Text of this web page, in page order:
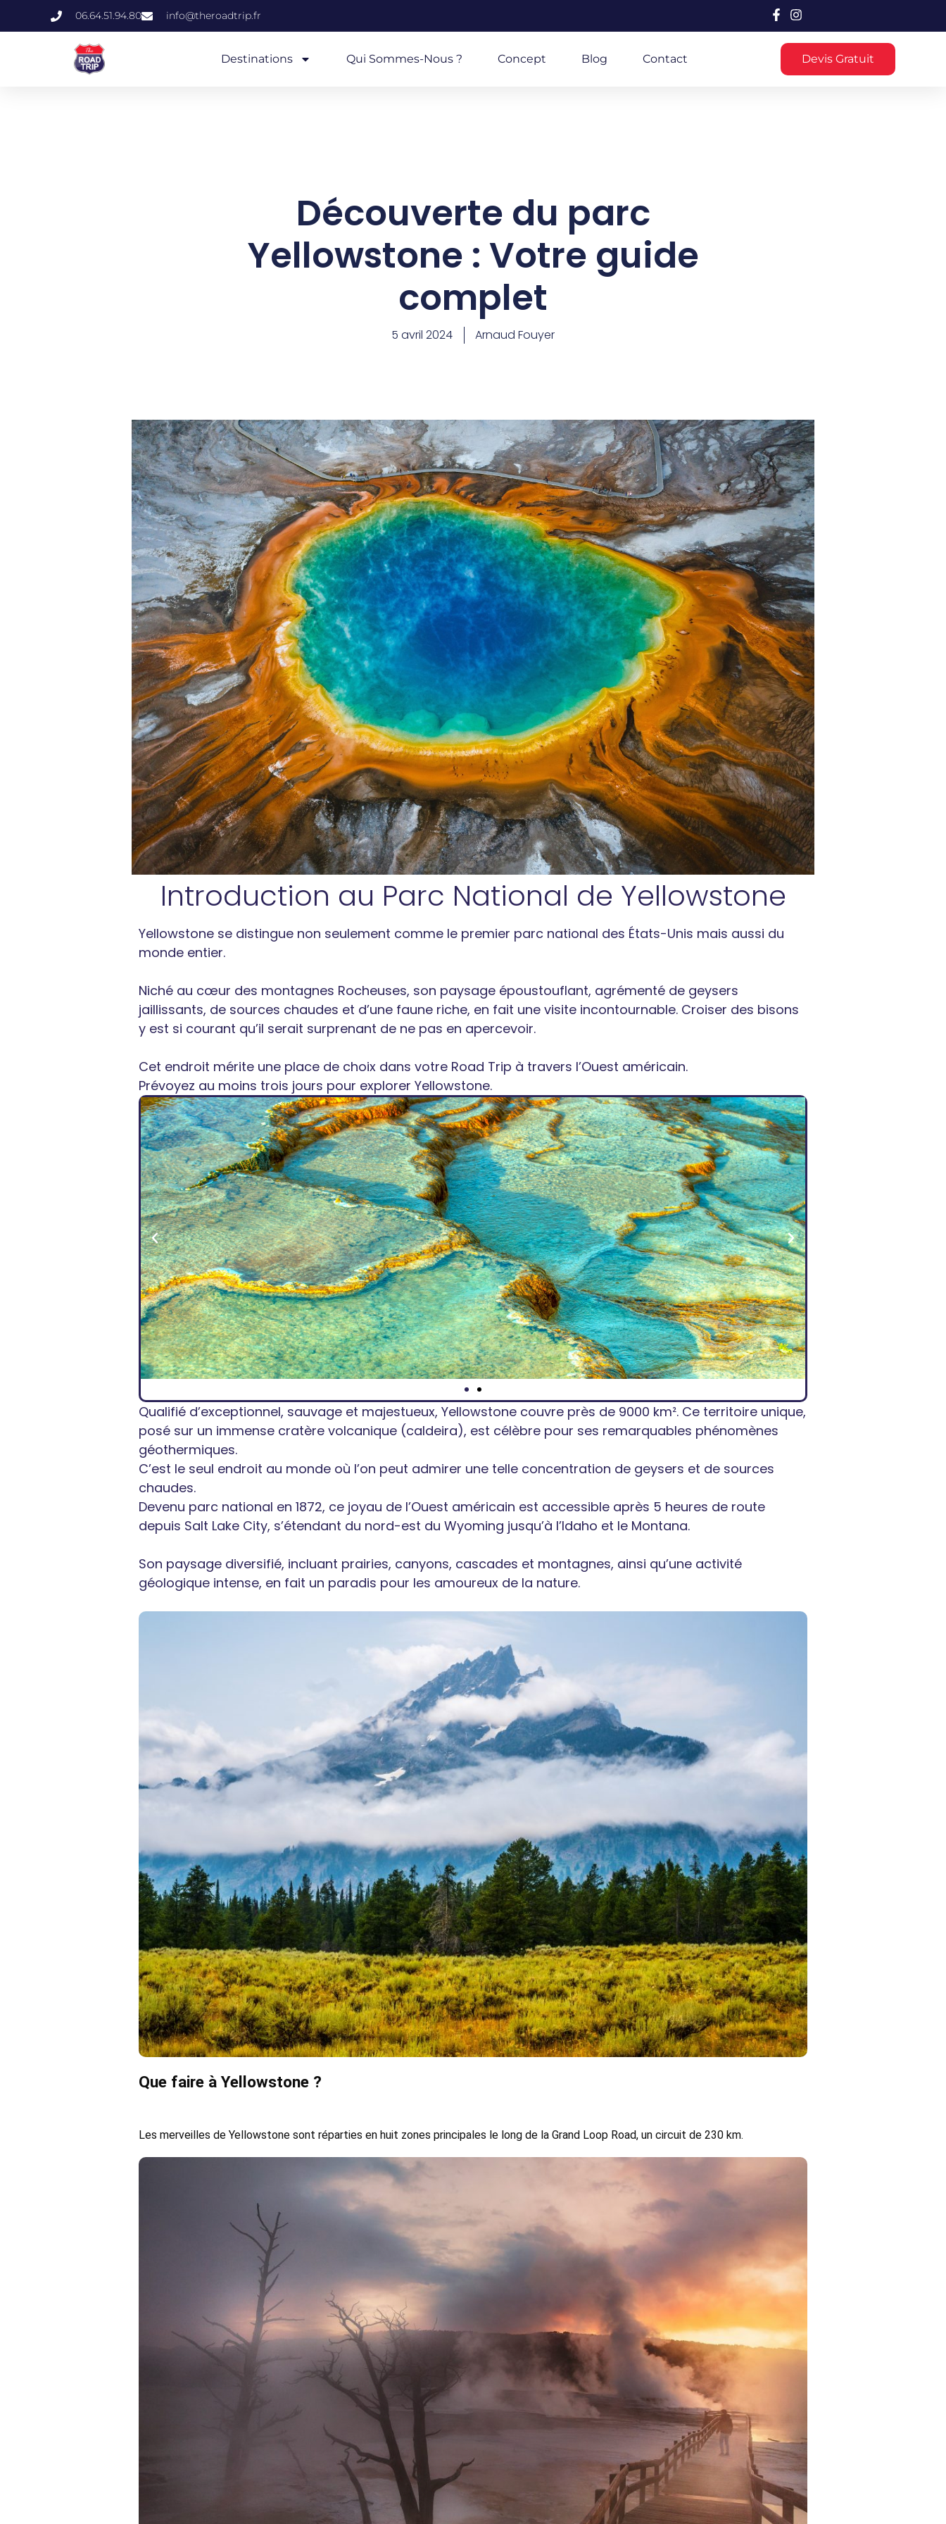
06.64.51.94.80 info@theroadtrip.fr
Destinations Qui Sommes-Nous ? Concept Blog Contact Devis Gratuit
Découverte du parc
Yellowstone : Votre guide
complet
5 avril 2024 Arnaud Fouyer
Introduction au Parc National de Yellowstone
Yellowstone se distingue non seulement comme le premier parc national des États-Unis mais aussi du
monde entier.
Niché au cœur des montagnes Rocheuses, son paysage époustouflant, agrémenté de geysers
jaillissants, de sources chaudes et d’une faune riche, en fait une visite incontournable. Croiser des bisons
y est si courant qu’il serait surprenant de ne pas en apercevoir.
Cet endroit mérite une place de choix dans votre Road Trip à travers l’Ouest américain.
Prévoyez au moins trois jours pour explorer Yellowstone.
Qualifié d’exceptionnel, sauvage et majestueux, Yellowstone couvre près de 9000 km². Ce territoire unique,
posé sur un immense cratère volcanique (caldeira), est célèbre pour ses remarquables phénomènes
géothermiques.
C’est le seul endroit au monde où l’on peut admirer une telle concentration de geysers et de sources
chaudes.
Devenu parc national en 1872, ce joyau de l’Ouest américain est accessible après 5 heures de route
depuis Salt Lake City, s’étendant du nord-est du Wyoming jusqu’à l’Idaho et le Montana.
Son paysage diversifié, incluant prairies, canyons, cascades et montagnes, ainsi qu’une activité
géologique intense, en fait un paradis pour les amoureux de la nature.
Que faire à Yellowstone ?
Les merveilles de Yellowstone sont réparties en huit zones principales le long de la Grand Loop Road, un circuit de 230 km.